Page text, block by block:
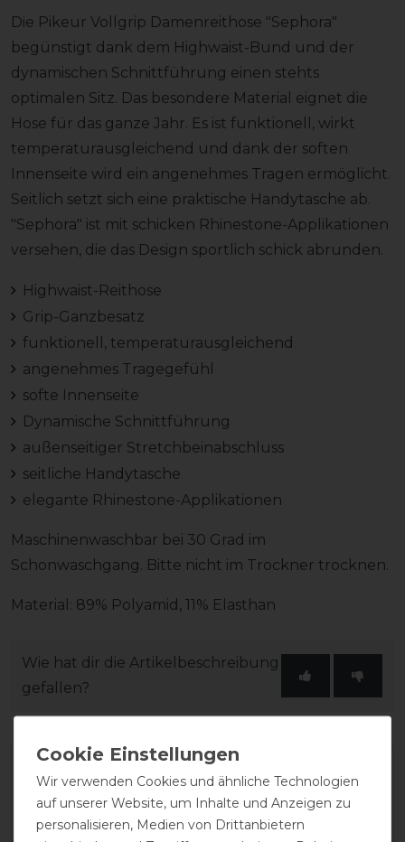
Die Pikeur Vollgrip Damenreithose "Sephora"
begünstigt dank dem Highwaist-Bund und der
dynamischen Schnittführung einen stehts
optimalen Sitz. Das besondere Material eignet die
Hose für das ganze Jahr. Es ist funktionell, wirkt
temperaturausgleichend und dank der soften
Innenseite wird ein angenehmes Tragen ermöglicht.
Seitlich setzt sich eine praktische Handytasche ab.
"Sephora" ist mit schicken Rhinestone-Applikationen
versehen, die das Design sportlich schick abrunden.
Highwaist-Reithose
Grip-Ganzbesatz
funktionell, temperaturausgleichend
angenehmes Tragegefühl
softe Innenseite
Dynamische Schnittführung
außenseitiger Stretchbeinabschluss
seitliche Handytasche
elegante Rhinestone-Applikationen
Maschinenwaschbar bei 30 Grad im
Schonwaschgang. Bitte nicht im Trockner trocknen.
Material: 89% Polyamid, 11% Elasthan
Wie hat dir die Artikelbeschreibung
gefallen?
Wir verwenden Cookies und ähnliche Technologien
auf unserer Website, um Inhalte und Anzeigen zu
personalisieren, Medien von Drittanbietern